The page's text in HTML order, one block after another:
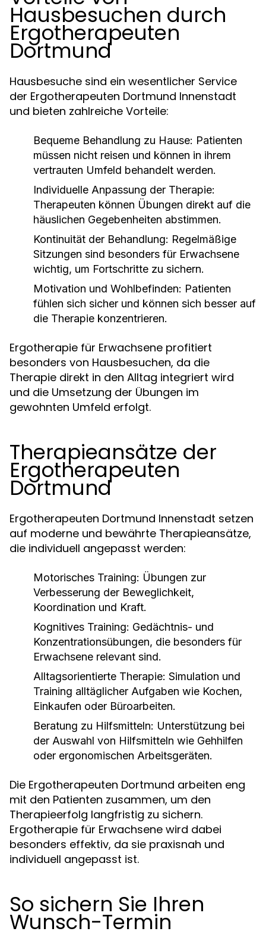
Hausbesuchen durch
Ergotherapeuten
Dortmund
Hausbesuche sind ein wesentlicher Service
der Ergotherapeuten Dortmund Innenstadt
und bieten zahlreiche Vorteile:
Bequeme Behandlung zu Hause: Patienten
müssen nicht reisen und können in ihrem
vertrauten Umfeld behandelt werden.
Individuelle Anpassung der Therapie:
Therapeuten können Übungen direkt auf die
häuslichen Gegebenheiten abstimmen.
Kontinuität der Behandlung: Regelmäßige
Sitzungen sind besonders für Erwachsene
wichtig, um Fortschritte zu sichern.
Motivation und Wohlbefinden: Patienten
fühlen sich sicher und können sich besser auf
die Therapie konzentrieren.
Ergotherapie für Erwachsene profitiert
besonders von Hausbesuchen, da die
Therapie direkt in den Alltag integriert wird
und die Umsetzung der Übungen im
gewohnten Umfeld erfolgt.
Therapieansätze der
Ergotherapeuten
Dortmund
Ergotherapeuten Dortmund Innenstadt setzen
auf moderne und bewährte Therapieansätze,
die individuell angepasst werden:
Motorisches Training: Übungen zur
Verbesserung der Beweglichkeit,
Koordination und Kraft.
Kognitives Training: Gedächtnis- und
Konzentrationsübungen, die besonders für
Erwachsene relevant sind.
Alltagsorientierte Therapie: Simulation und
Training alltäglicher Aufgaben wie Kochen,
Einkaufen oder Büroarbeiten.
Beratung zu Hilfsmitteln: Unterstützung bei
der Auswahl von Hilfsmitteln wie Gehhilfen
oder ergonomischen Arbeitsgeräten.
Die Ergotherapeuten Dortmund arbeiten eng
mit den Patienten zusammen, um den
Therapieerfolg langfristig zu sichern.
Ergotherapie für Erwachsene wird dabei
besonders effektiv, da sie praxisnah und
individuell angepasst ist.
So sichern Sie Ihren
Wunsch-Termin